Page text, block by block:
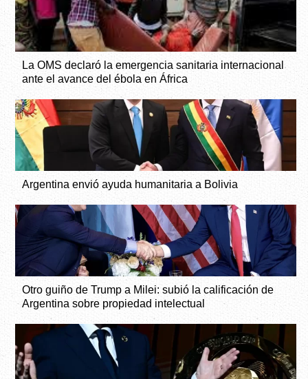
La OMS declaró la emergencia sanitaria internacional
ante el avance del ébola en África
Argentina envió ayuda humanitaria a Bolivia
Otro guiño de Trump a Milei: subió la calificación de
Argentina sobre propiedad intelectual